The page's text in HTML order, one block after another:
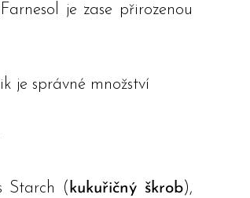
je zase přirozenou
je správné množství
Starch ( kukuřičný škrob),